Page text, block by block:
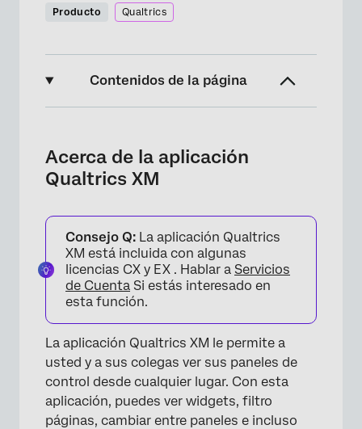
Producto Qualtrics
Contenidos de la página
Descargar la aplicación
Iniciar sesión en la aplicación
Visualización de paneles de control móviles
Notificaciones de la aplicación móvil
Tablero móvil Text iQ
Visualización y comentarios de Respuestas
Entradas en la aplicación XM
Acerca de la aplicación
Qualtrics XM
Consejo Q: La aplicación Qualtrics
XM está incluida con algunas
licencias CX y EX . Hablar a Servicios
de Cuenta Si estás interesado en
esta función.
La aplicación Qualtrics XM le permite a
usted y a sus colegas ver sus paneles de
control desde cualquier lugar. Con esta
aplicación, puedes ver widgets, filtro
páginas, cambiar entre paneles e incluso